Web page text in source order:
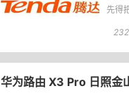
先得
232
华为路由 X3 Pro 日照金